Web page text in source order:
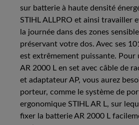
sur batterie à haute densité
STIHL ALLPRO et ainsi travailler
la journée dans des zones
préservant votre dos. Avec ses
est extrêmement puissante. Pour
AR 2000 L en set avec câble de
et adaptateur AP, vous aurez
porteur, comme le système de
ergonomique STIHL AR L, sur
fixer la batterie AR 2000 L